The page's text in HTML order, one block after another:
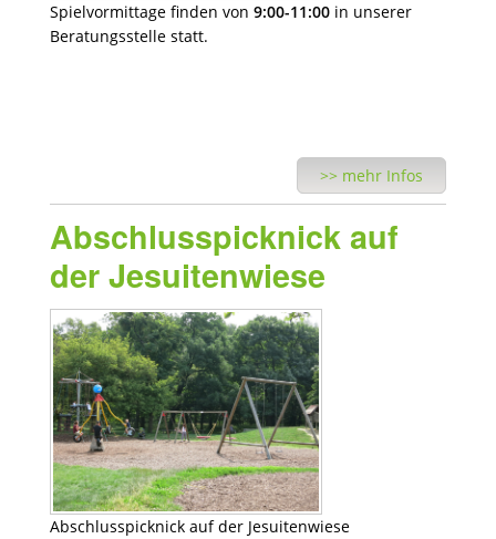
Spielvormittage finden von 9:00-11:00in unserer
Beratungsstelle statt.
>> mehr Infos
Abschlusspicknick auf
der Jesuitenwiese
Abschlusspicknick auf der Jesuitenwiese